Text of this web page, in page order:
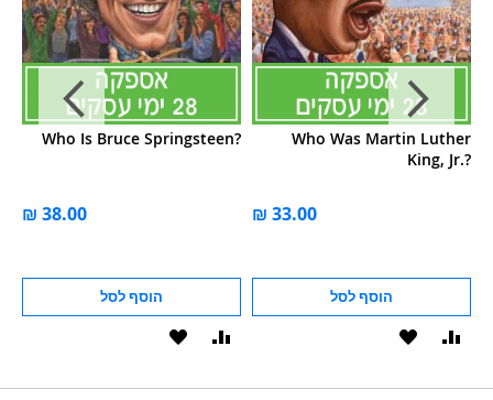
Who Is Bruce Springsteen?
הוסף לסל
הוסף
Who Was Martin Luther
King, Jr.?
הוסף לסל
הוסף